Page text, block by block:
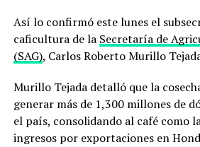
Así lo confirmó este lunes el
caficultura de la Secretaría de
(SAG), Carlos Roberto Murillo
Murillo Tejada detalló que la
generar más de 1,300 millones de
el país, consolidando al café como
ingresos por exportaciones en